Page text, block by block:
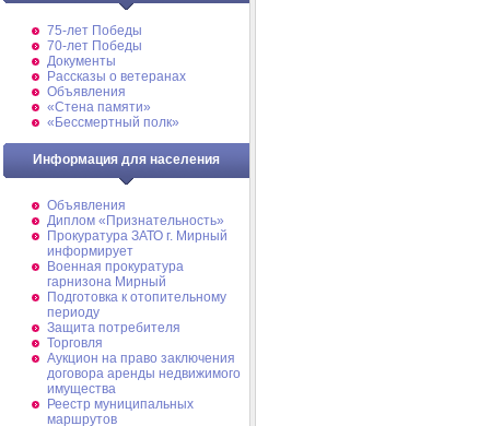
75-лет Победы
70-лет Победы
Документы
Рассказы о ветеранах
Объявления
«Стена памяти»
«Бессмертный полк»
Информация для населения
Объявления
Диплом «Признательность»
Прокуратура ЗАТО г. Мирный
информирует
Военная прокуратура
гарнизона Мирный
Подготовка к отопительному
периоду
Защита потребителя
Торговля
Аукцион на право заключения
договора аренды недвижимого
имущества
Реестр муниципальных
маршрутов